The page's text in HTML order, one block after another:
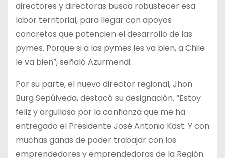
directores y directoras busca robustecer esa
labor territorial, para llegar con apoyos
concretos que potencien el desarrollo de las
pymes. Porque si a las pymes les va bien, a Chile
le va bien”, señaló Azurmendi.
Por su parte, el nuevo director regional, Jhon
Burg Sepúlveda, destacó su designación. “Estoy
feliz y orgulloso por la confianza que me ha
entregado el Presidente José Antonio Kast. Y con
muchas ganas de poder trabajar con los
emprendedores y emprendedoras de la Región